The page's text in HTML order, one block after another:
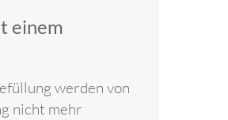
einem
werden von
nicht mehr